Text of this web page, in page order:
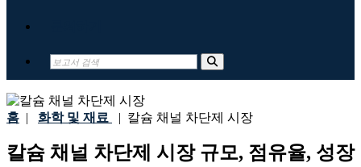
홈 | 화학 및 재료 | 칼슘 채널 차단제 시장
칼슘 채널 차단제 시장 규모, 점유율, 성장